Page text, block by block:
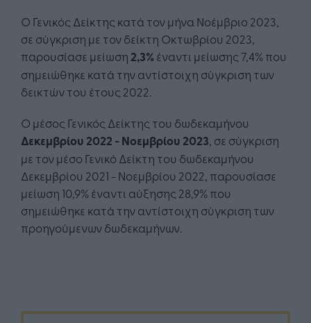
Ο Γενικός Δείκτης κατά τον μήνα Νοέμβριο 2023,
σε σύγκριση με τον δείκτη Οκτωβρίου 2023,
παρουσίασε μείωση 2,3%έναντι μείωσης 7,4% που
σημειώθηκε κατά την αντίστοιχη σύγκριση των
δεικτών του έτους 2022.
Ο μέσος Γενικός Δείκτης του δωδεκαμήνου
Δεκεμβρίου 2022 - Νοεμβρίου 2023, σε σύγκριση
με τον μέσο Γενικό Δείκτη του δωδεκαμήνου
Δεκεμβρίου 2021 - Νοεμβρίου 2022, παρουσίασε
μείωση 10,9% έναντι αύξησης 28,9% που
σημειώθηκε κατά την αντίστοιχη σύγκριση των
προηγούμενων δωδεκαμήνων.